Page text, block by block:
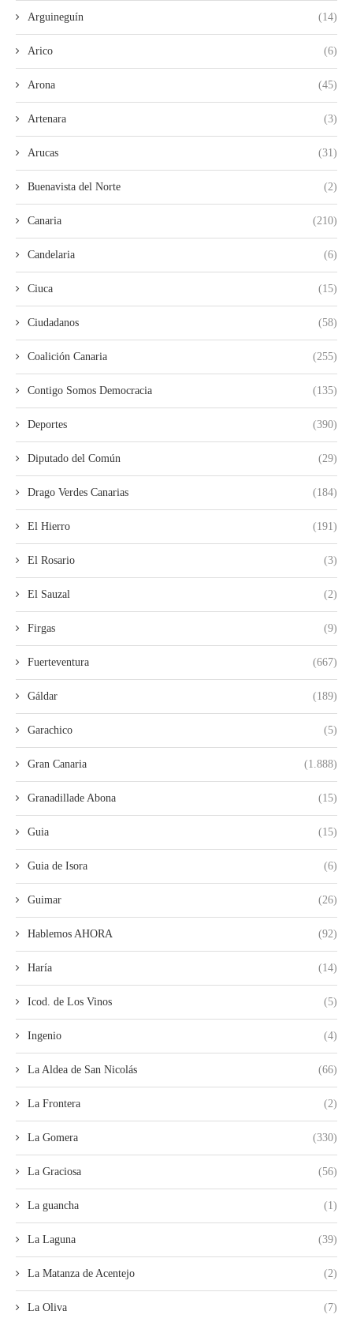
Arguineguín (14)
Arico (6)
Arona (45)
Artenara (3)
Arucas (31)
Buenavista del Norte (2)
Canaria (210)
Candelaria (6)
Ciuca (15)
Ciudadanos (58)
Coalición Canaria (255)
Contigo Somos Democracia (135)
Deportes (390)
Diputado del Común (29)
Drago Verdes Canarias (184)
El Hierro (191)
El Rosario (3)
El Sauzal (2)
Firgas (9)
Fuerteventura (667)
Gáldar (189)
Garachico (5)
Gran Canaria (1.888)
Granadillade Abona (15)
Guia (15)
Guia de Isora (6)
Guimar (26)
Hablemos AHORA (92)
Haría (14)
Icod. de Los Vinos (5)
Ingenio (4)
La Aldea de San Nicolás (66)
La Frontera (2)
La Gomera (330)
La Graciosa (56)
La guancha (1)
La Laguna (39)
La Matanza de Acentejo (2)
La Oliva (7)